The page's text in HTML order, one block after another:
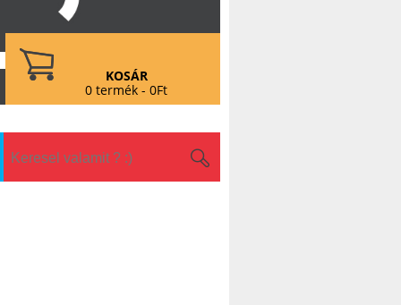
KOSÁR
0 termék - 0Ft